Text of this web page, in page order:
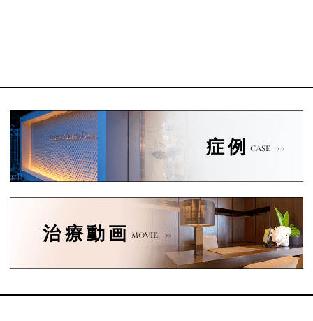
症例 CASE
治療動画 MOVIE